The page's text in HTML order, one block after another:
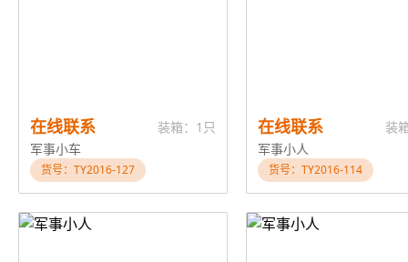
在线联系
装箱：1只
军事小车
货号：TY2016-127
在线联系
装
军事小人
货号：TY2016-114